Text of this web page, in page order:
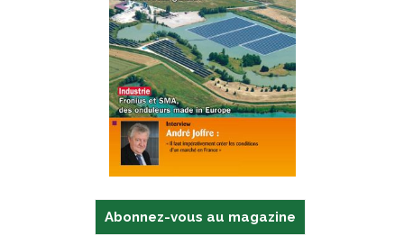
Abonnez-vous au magazine